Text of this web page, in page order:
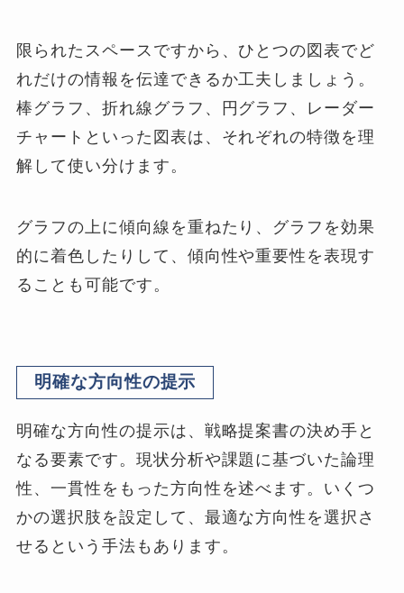
限られたスペースですから、ひとつの図表でど
れだけの情報を伝達できるか工夫しましょう。
棒グラフ、折れ線グラフ、円グラフ、レーダー
チャートといった図表は、それぞれの特徴を理
解して使い分けます。
グラフの上に傾向線を重ねたり、グラフを効果
的に着色したりして、傾向性や重要性を表現す
ることも可能です。
明確な方向性の提示
明確な方向性の提示は、戦略提案書の決め手と
なる要素です。現状分析や課題に基づいた論理
性、一貫性をもった方向性を述べます。いくつ
かの選択肢を設定して、最適な方向性を選択さ
せるという手法もあります。